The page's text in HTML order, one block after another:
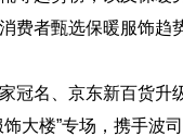
费者甄选保暖服饰趋
冠名、京东新百货升
饰大楼”专场，携手波